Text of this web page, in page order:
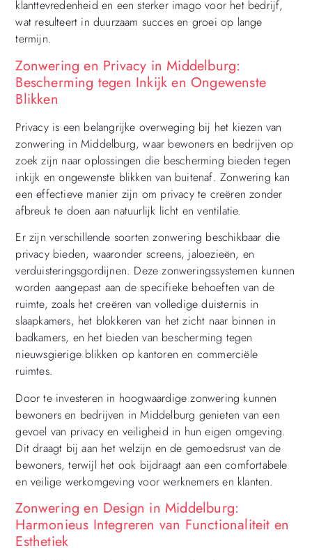
klanttevredenheid en een sterker imago voor het bedrijf,
wat resulteert in duurzaam succes en groei op lange
termijn.
Zonwering en Privacy in Middelburg:
Bescherming tegen Inkijk en Ongewenste
Blikken
Privacy is een belangrijke overweging bij het kiezen van
zonwering in Middelburg, waar bewoners en bedrijven op
zoek zijn naar oplossingen die bescherming bieden tegen
inkijk en ongewenste blikken van buitenaf. Zonwering kan
een effectieve manier zijn om privacy te creëren zonder
afbreuk te doen aan natuurlijk licht en ventilatie.
Er zijn verschillende soorten zonwering beschikbaar die
privacy bieden, waaronder screens, jaloezieën, en
verduisteringsgordijnen. Deze zonweringssystemen kunnen
worden aangepast aan de specifieke behoeften van de
ruimte, zoals het creëren van volledige duisternis in
slaapkamers, het blokkeren van het zicht naar binnen in
badkamers, en het bieden van bescherming tegen
nieuwsgierige blikken op kantoren en commerciële
ruimtes.
Door te investeren in hoogwaardige zonwering kunnen
bewoners en bedrijven in Middelburg genieten van een
gevoel van privacy en veiligheid in hun eigen omgeving.
Dit draagt bij aan het welzijn en de gemoedsrust van de
bewoners, terwijl het ook bijdraagt aan een comfortabele
en veilige werkomgeving voor werknemers en klanten.
Zonwering en Design in Middelburg:
Harmonieus Integreren van Functionaliteit en
Esthetiek